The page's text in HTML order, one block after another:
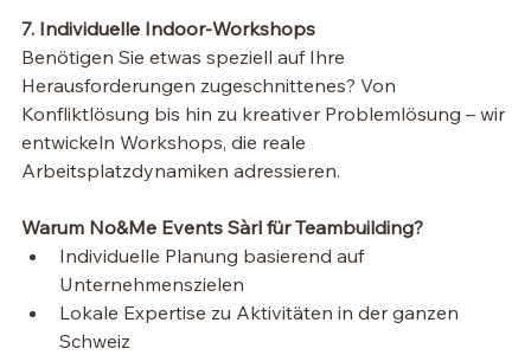
7. Individuelle Indoor-Workshops
Benötigen Sie etwas speziell auf Ihre
Herausforderungen zugeschnittenes? Von
Konfliktlösung bis hin zu kreativer Problemlösung – wir
entwickeln Workshops, die reale
Arbeitsplatzdynamiken adressieren.
Warum No&Me Events Sàrl für Teambuilding?
Individuelle Planung basierend auf
Unternehmenszielen
Lokale Expertise zu Aktivitäten in der ganzen
Schweiz